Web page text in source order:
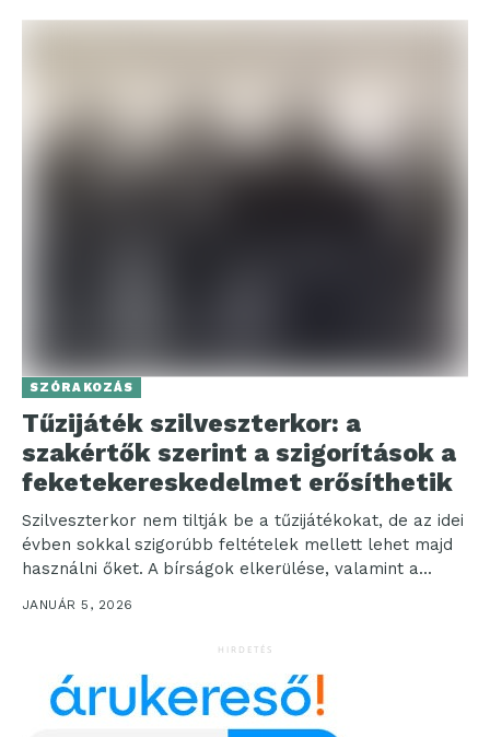
SZÓRAKOZÁS
Tűzijáték szilveszterkor: a
szakértők szerint a szigorítások a
feketekereskedelmet erősíthetik
Szilveszterkor nem tiltják be a tűzijátékokat, de az idei
évben sokkal szigorúbb feltételek mellett lehet majd
használni őket. A bírságok elkerülése, valamint a...
JANUÁR 5, 2026
HIRDETÉS